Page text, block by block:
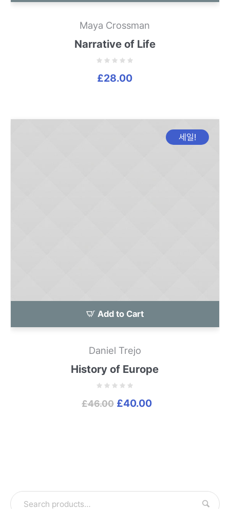
Maya Crossman
Narrative of Life
£28.00
Add to Cart
세일!
Daniel Trejo
History of Europe
£46.00 £40.00